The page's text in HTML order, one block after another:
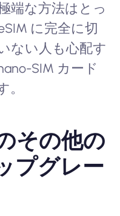
端な方法はとっ
に完全に切
ない人も心配す
SIM カード
。
その他の
プグレー